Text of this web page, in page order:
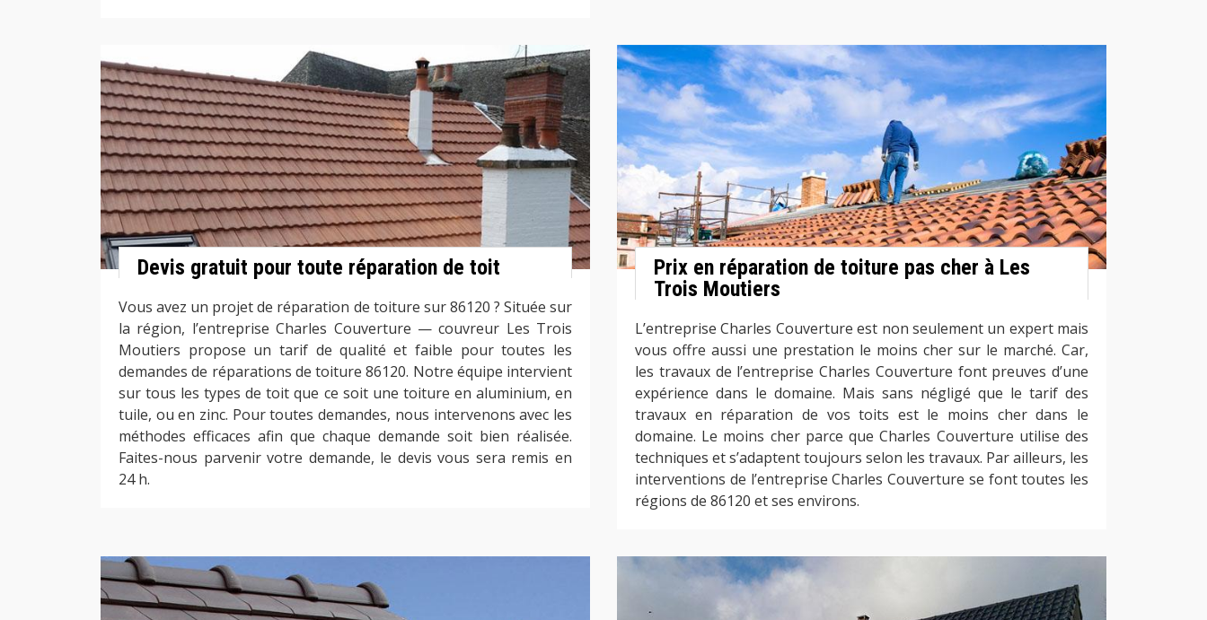
Devis gratuit pour toute réparation de toit
Vous avez un projet de réparation de toiture sur 86120 ? Située sur
la région, l’entreprise Charles Couverture — couvreur Les Trois
Moutiers propose un tarif de qualité et faible pour toutes les
demandes de réparations de toiture 86120. Notre équipe intervient
sur tous les types de toit que ce soit une toiture en aluminium, en
tuile, ou en zinc. Pour toutes demandes, nous intervenons avec les
méthodes efficaces afin que chaque demande soit bien réalisée.
Faites-nous parvenir votre demande, le devis vous sera remis en
24 h.
Prix en réparation de toiture pas cher à Les
Trois Moutiers
L’entreprise Charles Couverture est non seulement un expert mais
vous offre aussi une prestation le moins cher sur le marché. Car,
les travaux de l’entreprise Charles Couverture font preuves d’une
expérience dans le domaine. Mais sans négligé que le tarif des
travaux en réparation de vos toits est le moins cher dans le
domaine. Le moins cher parce que Charles Couverture utilise des
techniques et s’adaptent toujours selon les travaux. Par ailleurs, les
interventions de l’entreprise Charles Couverture se font toutes les
régions de 86120 et ses environs.